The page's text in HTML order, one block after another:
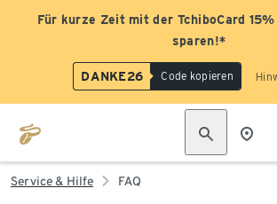
Für kurze Zeit mit der TchiboCard
sparen!*
DANKE26 Code kopieren
Service & Hilfe FAQ